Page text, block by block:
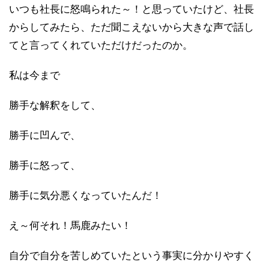
いつも社長に怒鳴られた～！と思っていたけど、社長
からしてみたら、ただ聞こえないから大きな声で話し
てと言ってくれていただけだったのか。
私は今まで
勝手な解釈をして、
勝手に凹んで、
勝手に怒って、
勝手に気分悪くなっていたんだ！
え～何それ！馬鹿みたい！
自分で自分を苦しめていたという事実に分かりやすく